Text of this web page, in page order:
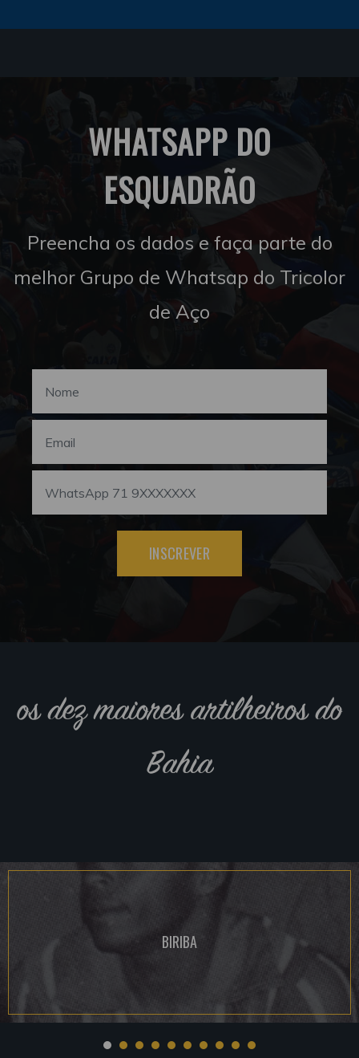
WHATSAPP DO
ESQUADRÃO
Preencha os dados e faça parte do
melhor Grupo de Whatsap do Tricolor
de Aço
INSCREVER
os dez maiores artilheiros do
Bahia
BIRIBA